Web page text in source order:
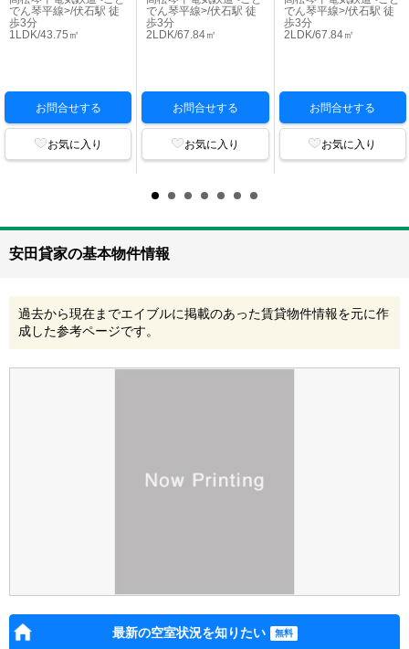
でん琴平線>/伏石駅 徒
歩3分
1LDK/43.75㎡
お問合せする
お気に入り
でん琴平線>/伏石駅 徒
歩3分
2LDK/67.84㎡
お問合せする
お気に入り
でん琴平線>/伏石駅 徒
歩3分
2LDK/67.84㎡
お問合せする
お気に入り
安田貸家の基本物件情報
過去から現在までエイブルに掲載のあった賃貸物件情報を元に作
成した参考ページです。
最新の空室状況を知りたい